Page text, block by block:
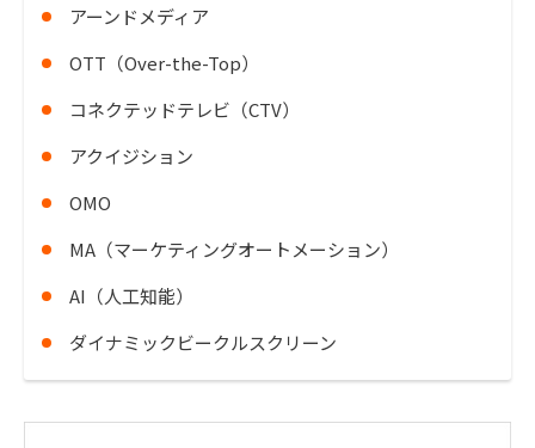
アーンドメディア
OTT（Over-the-Top）
コネクテッドテレビ（CTV）
アクイジション
OMO
MA（マーケティングオートメーション）
AI（人工知能）
ダイナミックビークルスクリーン